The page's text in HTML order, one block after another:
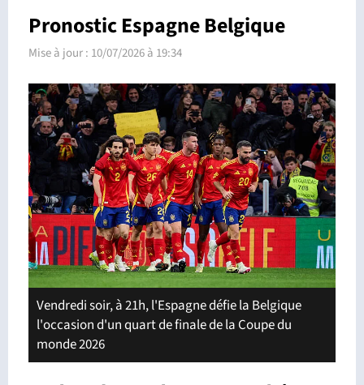
Pronostic Espagne Belgique
Mise à jour : 10/07/2026 à 19:34
Vendredi soir, à 21h, l'Espagne défie la Belgique
l'occasion d'un quart de finale de la Coupe du
monde 2026